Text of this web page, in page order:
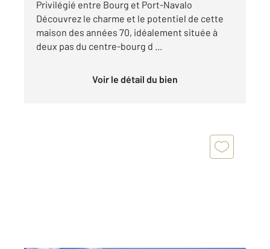
Privilégié entre Bourg et Port-Navalo
Découvrez le charme et le potentiel de cette
maison des années 70, idéalement située à
deux pas du centre-bourg d ...
Voir le détail du bien